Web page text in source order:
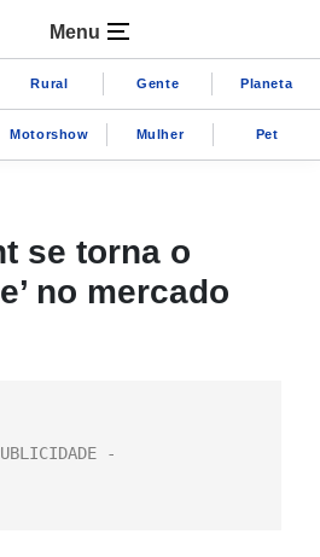
Menu
Rural Gente Planeta
Motorshow Mulher Pet
se torna o
no mercado